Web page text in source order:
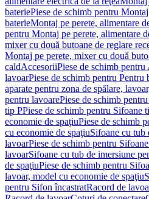
bateriePiese de schimb pentru
baterieMontaj pe perete, alimentare
pentru Montaj pe perete, alimentare
mixer cu două butoane de reglare
Montaj pe perete, mixer cu două
caldAccesoriiPiese de schimb pentru
lavoarPiese de schimb pentru Pentru
aparate pentru zona de spălare,
pentru lavoarePiese de schimb
tip PPiese de schimb pentru Sifoane
economie de spaţiuPiese de schimb
cu economie de spaţiuSifoane cu tub
lavoarPiese de schimb pentru
lavoarSifoane cu tub de imersiune
de spaţiuPiese de schimb pentru
lavoar, model cu economie de spaţiu
pentru Sifon încastratRacord de